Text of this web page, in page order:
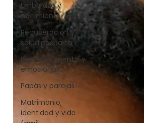
Embarazo y
nacimiento
Recuperación y
salud posparto
Bienestar mental y
emocional
Papás ​​y parejas
Matrimonio,
identidad y vida